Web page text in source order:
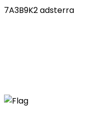
7A3B9K2 adsterra